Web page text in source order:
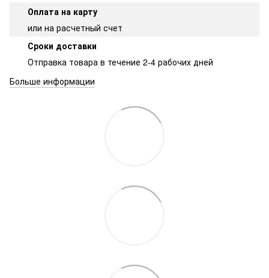
Оплата на карту
или на расчетный счет
Сроки доставки
Отправка товара в течение 2-4 рабочих дней
Больше информации